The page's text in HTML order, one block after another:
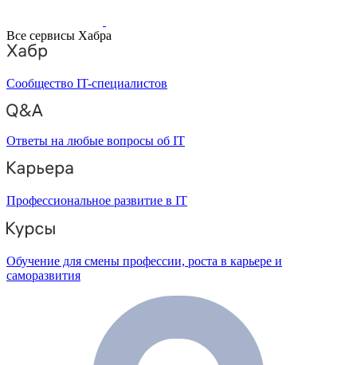
Все сервисы Хабра
Сообщество IT-специалистов
Ответы на любые вопросы об IT
Профессиональное развитие в IT
Обучение для смены профессии, роста в карьере и
саморазвития